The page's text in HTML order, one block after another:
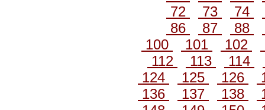
72
73 74
86
87 88
100
101 102
112
113 114
124
125 126
136
137 138